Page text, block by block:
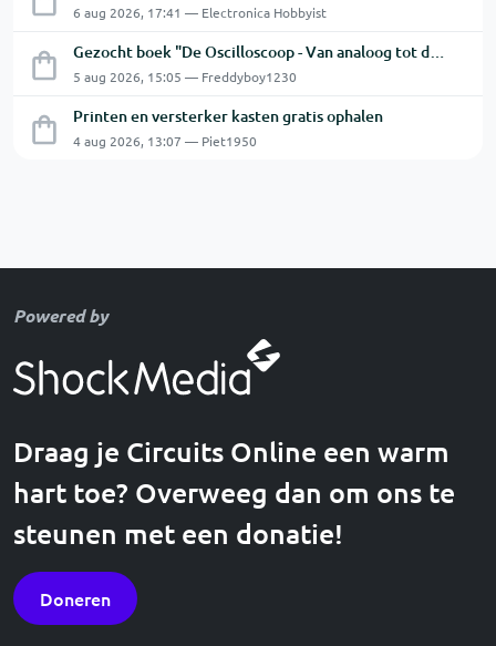
6 aug 2026, 17:41 — Electronica Hobbyist
Gezocht boek "De Oscilloscoop - Van analoog tot digitaal"
5 aug 2026, 15:05 — Freddyboy1230
Printen en versterker kasten gratis ophalen
4 aug 2026, 13:07 — Piet1950
Powered by
Draag je Circuits Online een warm
hart toe? Overweeg dan om ons te
steunen met een donatie!
Doneren